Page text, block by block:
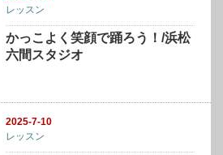
レッスン
かっこよく笑顔で踊ろう！/浜松
六間スタジオ
2025-7-10
レッスン